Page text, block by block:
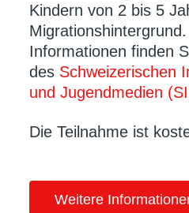
Kindern von 2 bis 5
Informationen finden
des Schweizerischen
und Jugendmedien
Die Teilnahme ist
Weitere